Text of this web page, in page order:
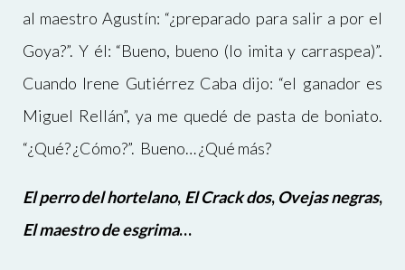
al maestro Agustín: “¿preparado para salir a por el
Goya?”. Y él: “Bueno, bueno (lo imita y carraspea)”.
Cuando Irene Gutiérrez Caba dijo: “el ganador es
Miguel Rellán”, ya me quedé de pasta de boniato.
“¿Qué? ¿Cómo?”. Bueno… ¿Qué más?
El perro del hortelano, El Crack dos, Ovejas negras,
El maestro de esgrima…